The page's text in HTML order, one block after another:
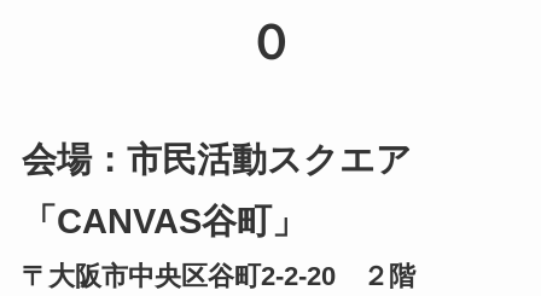
０
会場：市民活動スクエア
「CANVAS谷町」
〒大阪市中央区谷町2-2-20 ２階